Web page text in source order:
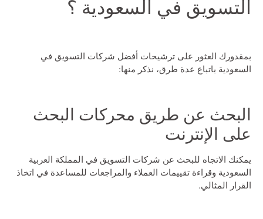
التسويق في السعودية ؟
بمقدورك العثور على ترشيحات أفضل شركات التسويق في
السعودية باتباع عدة طرق، نذكر منها:
البحث عن طريق محركات البحث
على الإنترنت
يمكنك الاتجاه للبحث عن شركات التسويق في المملكة العربية
السعودية وقراءة تقييمات العملاء والمراجعات للمساعدة في اتخاذ
القرار المثالي.